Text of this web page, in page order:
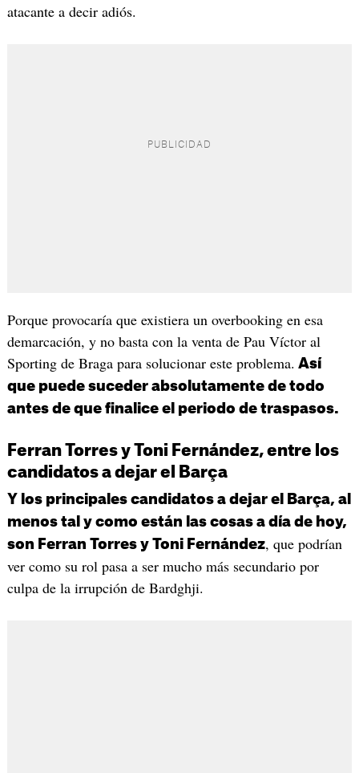
atacante a decir adiós.
Porque provocaría que existiera un overbooking en esa
demarcación, y no basta con la venta de Pau Víctor al
Sporting de Braga para solucionar este problema. Así
que puede suceder absolutamente de todo
antes de que finalice el periodo de traspasos.
Ferran Torres y Toni Fernández, entre los
candidatos a dejar el Barça
Y los principales candidatos a dejar el Barça, al
menos tal y como están las cosas a día de hoy,
son Ferran Torres y Toni Fernández, que podrían
ver como su rol pasa a ser mucho más secundario por
culpa de la irrupción de Bardghji.